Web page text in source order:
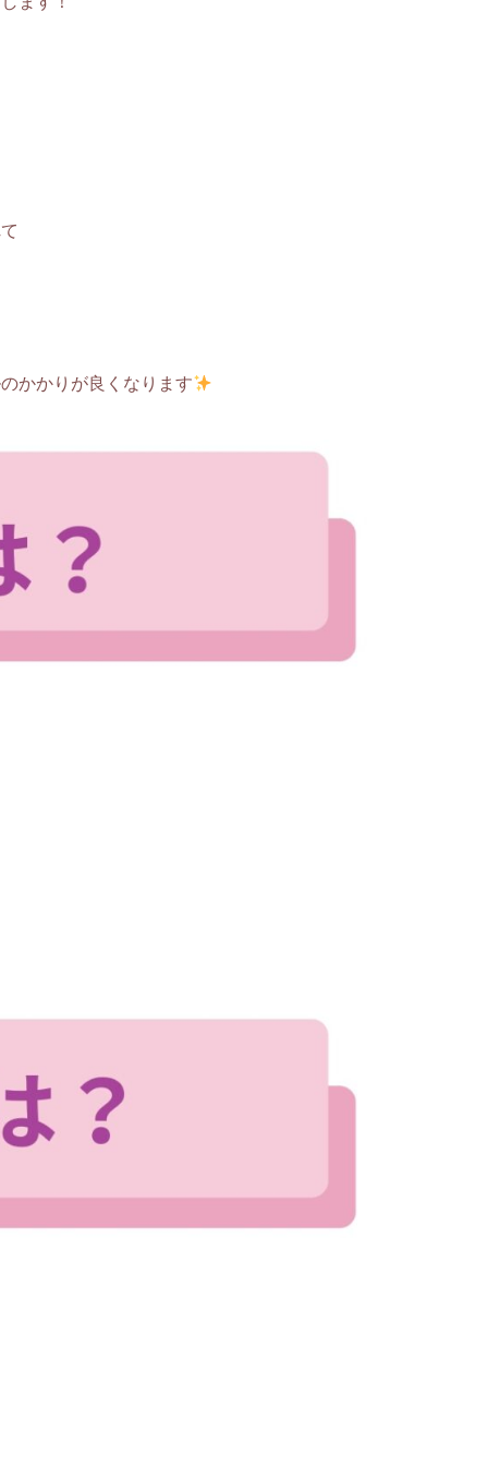
かかりが良くなります